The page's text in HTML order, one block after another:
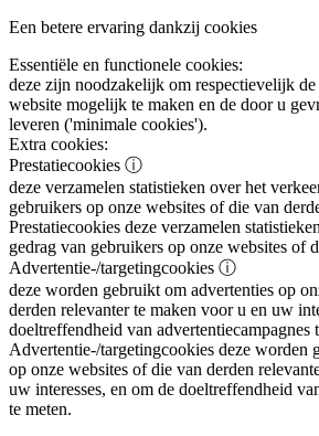
Een betere ervaring dankzij cookies
Essentiële en functionele cookies:
deze zijn noodzakelijk om respectievelijk
website mogelijk te maken en de door u
leveren ('minimale cookies').
Extra cookies:
Prestatiecookies ⓘ
deze verzamelen statistieken over het
gebruikers op onze websites of die van
Prestatiecookies deze verzamelen
gedrag van gebruikers op onze websites of
Advertentie-/targetingcookies ⓘ
deze worden gebruikt om advertenties op
derden relevanter te maken voor u en uw
doeltreffendheid van advertentiecampagnes
Advertentie-/targetingcookies deze worden
op onze websites of die van derden
uw interesses, en om de doeltreffendheid
te meten.